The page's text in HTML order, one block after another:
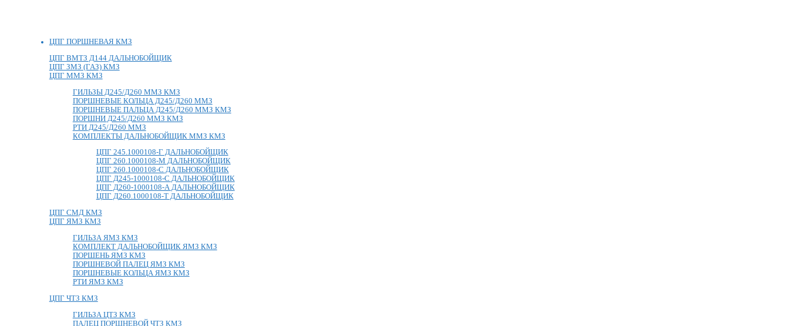
ЦПГ ПОРШНЕВАЯ КМЗ
ЦПГ ВМТЗ Д144 ДАЛЬНОБОЙЩИК
ЦПГ ЗМЗ (ГАЗ) КМЗ
ЦПГ ММЗ КМЗ
ГИЛЬЗЫ Д245/Д260 ММЗ КМЗ
ПОРШНЕВЫЕ КОЛЬЦА Д245/Д260 ММЗ
ПОРШНЕВЫЕ ПАЛЬЦА Д245/Д260 ММЗ КМЗ
ПОРШНИ Д245/Д260 ММЗ КМЗ
РТИ Д245/Д260 ММЗ
КОМПЛЕКТЫ ДАЛЬНОБОЙЩИК ММЗ КМЗ
ЦПГ 245.1000108-Г ДАЛЬНОБОЙЩИК
ЦПГ 260.1000108-М ДАЛЬНОБОЙЩИК
ЦПГ 260.1000108-С ДАЛЬНОБОЙЩИК
ЦПГ Д245-1000108-С ДАЛЬНОБОЙЩИК
ЦПГ Д260-1000108-А ДАЛЬНОБОЙЩИК
ЦПГ Д260.1000108-Т ДАЛЬНОБОЙЩИК
ЦПГ СМД КМЗ
ЦПГ ЯМЗ КМЗ
ГИЛЬЗА ЯМЗ КМЗ
КОМПЛЕКТ ДАЛЬНОБОЙЩИК ЯМЗ КМЗ
ПОРШЕНЬ ЯМЗ КМЗ
ПОРШНЕВОЙ ПАЛЕЦ ЯМЗ КМЗ
ПОРШНЕВЫЕ КОЛЬЦА ЯМЗ КМЗ
РТИ ЯМЗ КМЗ
ЦПГ ЧТЗ КМЗ
ГИЛЬЗА ЦТЗ КМЗ
ПАЛЕЦ ПОРШНЕВОЙ ЧТЗ КМЗ